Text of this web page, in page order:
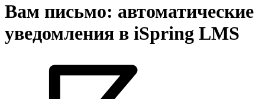
Вам письмо: автоматические
уведомления в iSpring LMS